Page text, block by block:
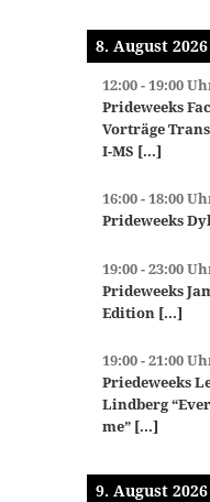
8. August 2026
12:00-19:00
Prideweeks
Vorträge
I-MS [...]
16:00-18:00
Prideweeks
19:00-23:00
Prideweeks
Edition [...]
19:00-21:00
Priedeweeks
Lindberg
me” [...]
9. August 2026